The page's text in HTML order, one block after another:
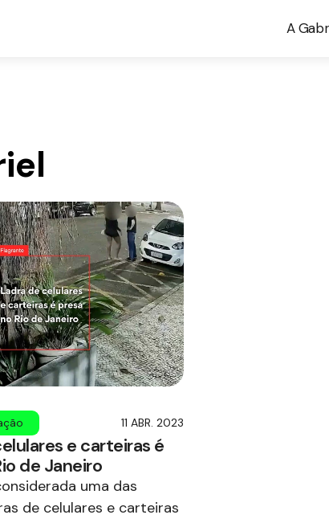
A
11 ABR. 2023
e carteiras é
de Janeiro
uma das
de celulares e carteiras